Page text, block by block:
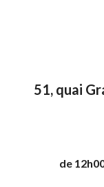
51, quai
de